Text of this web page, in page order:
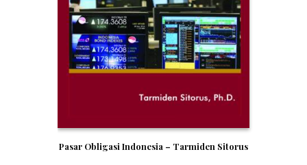
Pasar Obligasi Indonesia – Tarmiden Sitorus